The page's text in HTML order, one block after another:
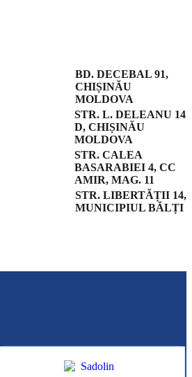
BD. DECEBAL 91,
CHIȘINĂU
MOLDOVA
STR. L. DELEANU 14
D, CHIȘINĂU
MOLDOVA
STR. CALEA
BASARABIEI 4, CC
AMIR, MAG. 11
STR. LIBERTĂȚII 14,
MUNICIPIUL BĂLȚI